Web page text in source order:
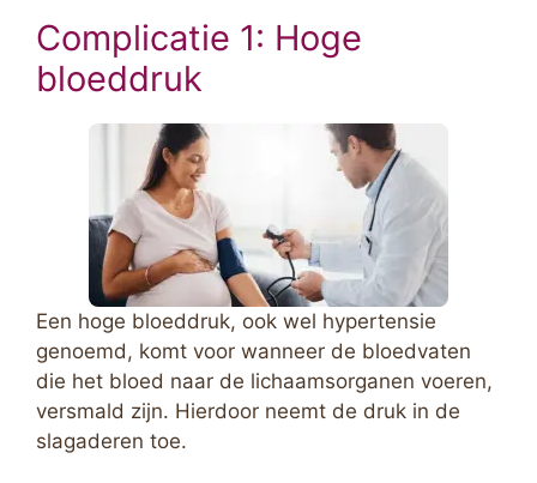
Complicatie 1: Hoge
bloeddruk
Een hoge bloeddruk, ook wel hypertensie
genoemd, komt voor wanneer de bloedvaten
die het bloed naar de lichaamsorganen voeren,
versmald zijn. Hierdoor neemt de druk in de
slagaderen toe.